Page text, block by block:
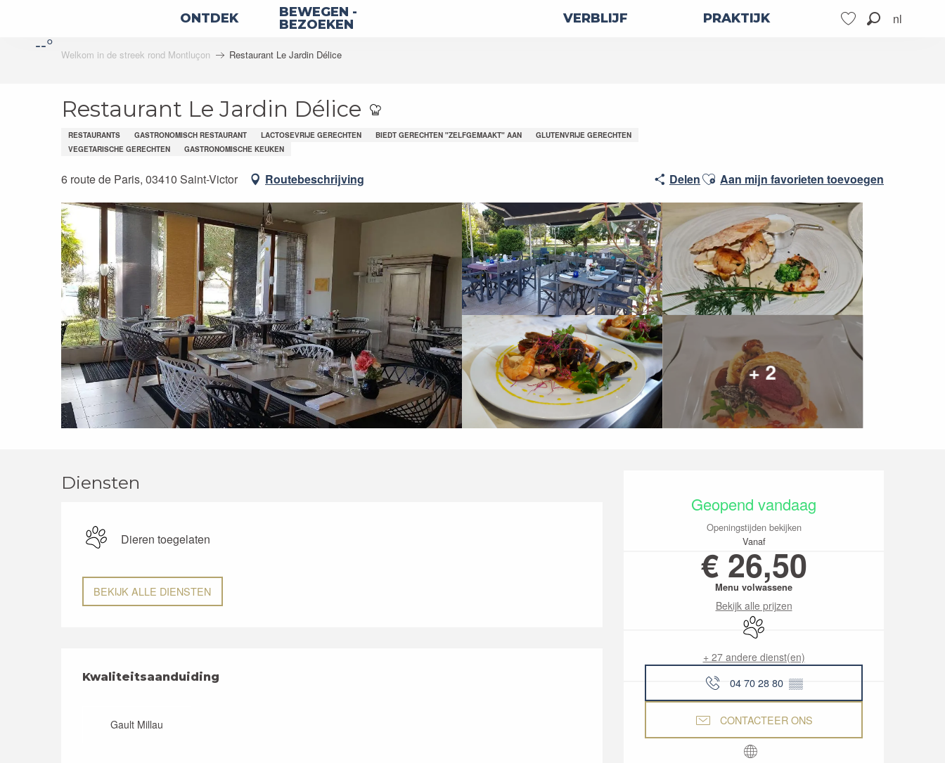
contenu
nl
--°
ONTDEK
BEWEGEN -
BEZOEKEN
VERBLIJF PRAKTIJK
Welkom in de streek rond Montluçon Restaurant Le Jardin Délice
Restaurant Le Jardin Délice
RESTAURANTS GASTRONOMISCH RESTAURANT LACTOSEVRIJE GERECHTEN BIEDT GERECHTEN "ZELFGEMAAKT" AAN
GLUTENVRIJE GERECHTEN
VEGETARISCHE GERECHTEN
GASTRONOMISCHE KEUKEN
6 route de Paris, 03410 Saint-Victor Routebeschrijving DelenAjouter aux favoris
Aan mijn favorieten toevoegen
+ 2
Geopend vandaag
Openingstijden bekijken
Vanaf
€ 26,50
Menu volwassene
Bekijk alle prijzen
Dieren toegelaten
+ 27 andere dienst(en)
04 70 28 80 ▒▒
CONTACTEER ONS
Diensten
Dieren toegelaten
BEKIJK ALLE DIENSTEN
Dienstverlening
Kwaliteitsaanduiding
Kwaliteitsaanduiding
Gault Millau